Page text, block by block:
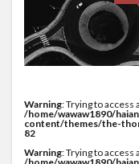
Warning: Trying to access
/home/wawaw1890/
content/themes/the-
82
Warning: Trying to access